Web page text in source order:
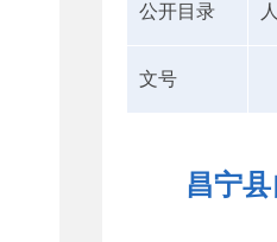
公开目录
文号
昌宁